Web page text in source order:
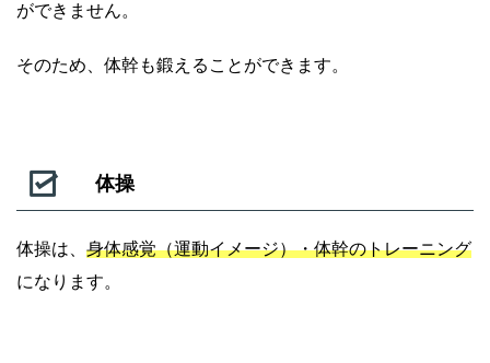
ができません。
そのため、体幹も鍛えることができます。
体操
体操は、 身体感覚（運動イメージ）・体幹のトレーニング
になります。